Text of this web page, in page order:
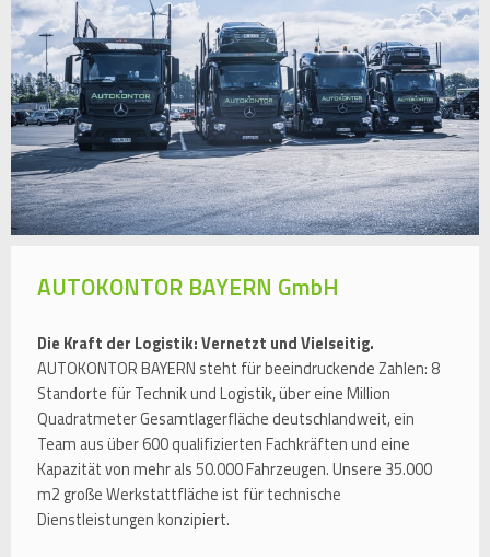
AUTOKONTOR BAYERN GmbH
Die Kraft der Logistik: Vernetzt und Vielseitig.
AUTOKONTOR BAYERN steht für beeindruckende Zahlen: 8
Standorte für Technik und Logistik, über eine Million
Quadratmeter Gesamtlagerfläche deutschlandweit, ein
Team aus über 600 qualifizierten Fachkräften und eine
Kapazität von mehr als 50.000 Fahrzeugen. Unsere 35.000
m2 große Werkstattfläche ist für technische
Dienstleistungen konzipiert.